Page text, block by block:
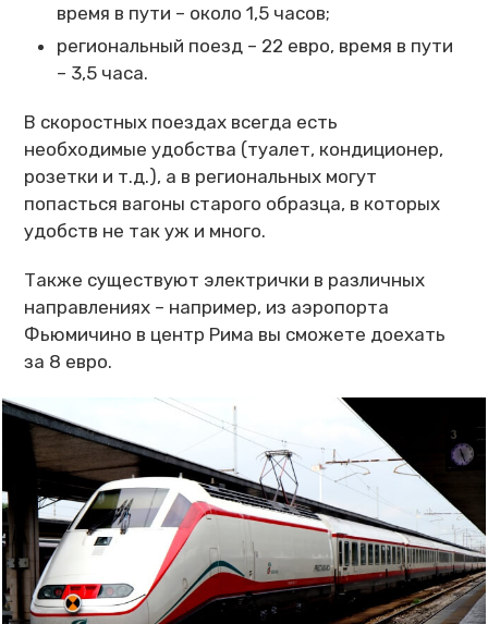
время в пути – около 1,5 часов;
региональный поезд – 22 евро, время в пути
– 3,5 часа.
В скоростных поездах всегда есть
необходимые удобства (туалет, кондиционер,
розетки и т.д.), а в региональных могут
попасться вагоны старого образца, в которых
удобств не так уж и много.
Также существуют электрички в различных
направлениях – например, из аэропорта
Фьюмичино в центр Рима вы сможете доехать
за 8 евро.